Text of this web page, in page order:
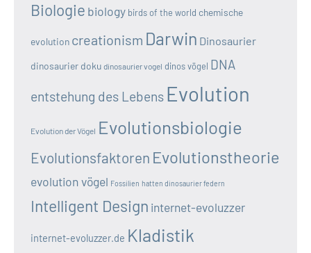
Biologie biology birds of the world chemische
evolution creationism Darwin Dinosaurier
dinosaurier doku dinosaurier vogel dinos vögel DNA
entstehung des Lebens Evolution
Evolution der Vögel Evolutionsbiologie
Evolutionsfaktoren Evolutionstheorie
evolution vögel Fossilien hatten dinosaurier federn
Intelligent Design internet-evoluzzer
internet-evoluzzer.de Kladistik